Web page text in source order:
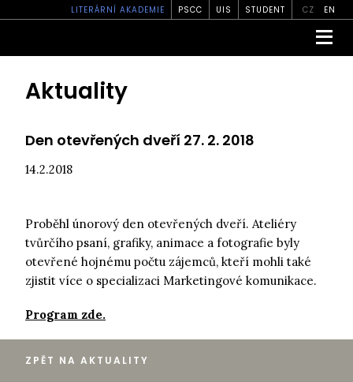
LITERÁRNÍ AKADEMIE PSCC UIS STUDENT CZ EN
Aktuality
Den otevřených dveří 27. 2. 2018
14.2.2018
Proběhl únorový den otevřených dveří. Ateliéry
tvůrčího psaní, grafiky, animace a fotografie byly
otevřené hojnému počtu zájemců, kteří mohli také
zjistit více o specializaci Marketingové komunikace.
Program zde.
ZPĚT NA AKTUALITY